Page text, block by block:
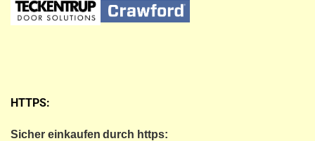
HTTPS:
Sicher einkaufen durch https: